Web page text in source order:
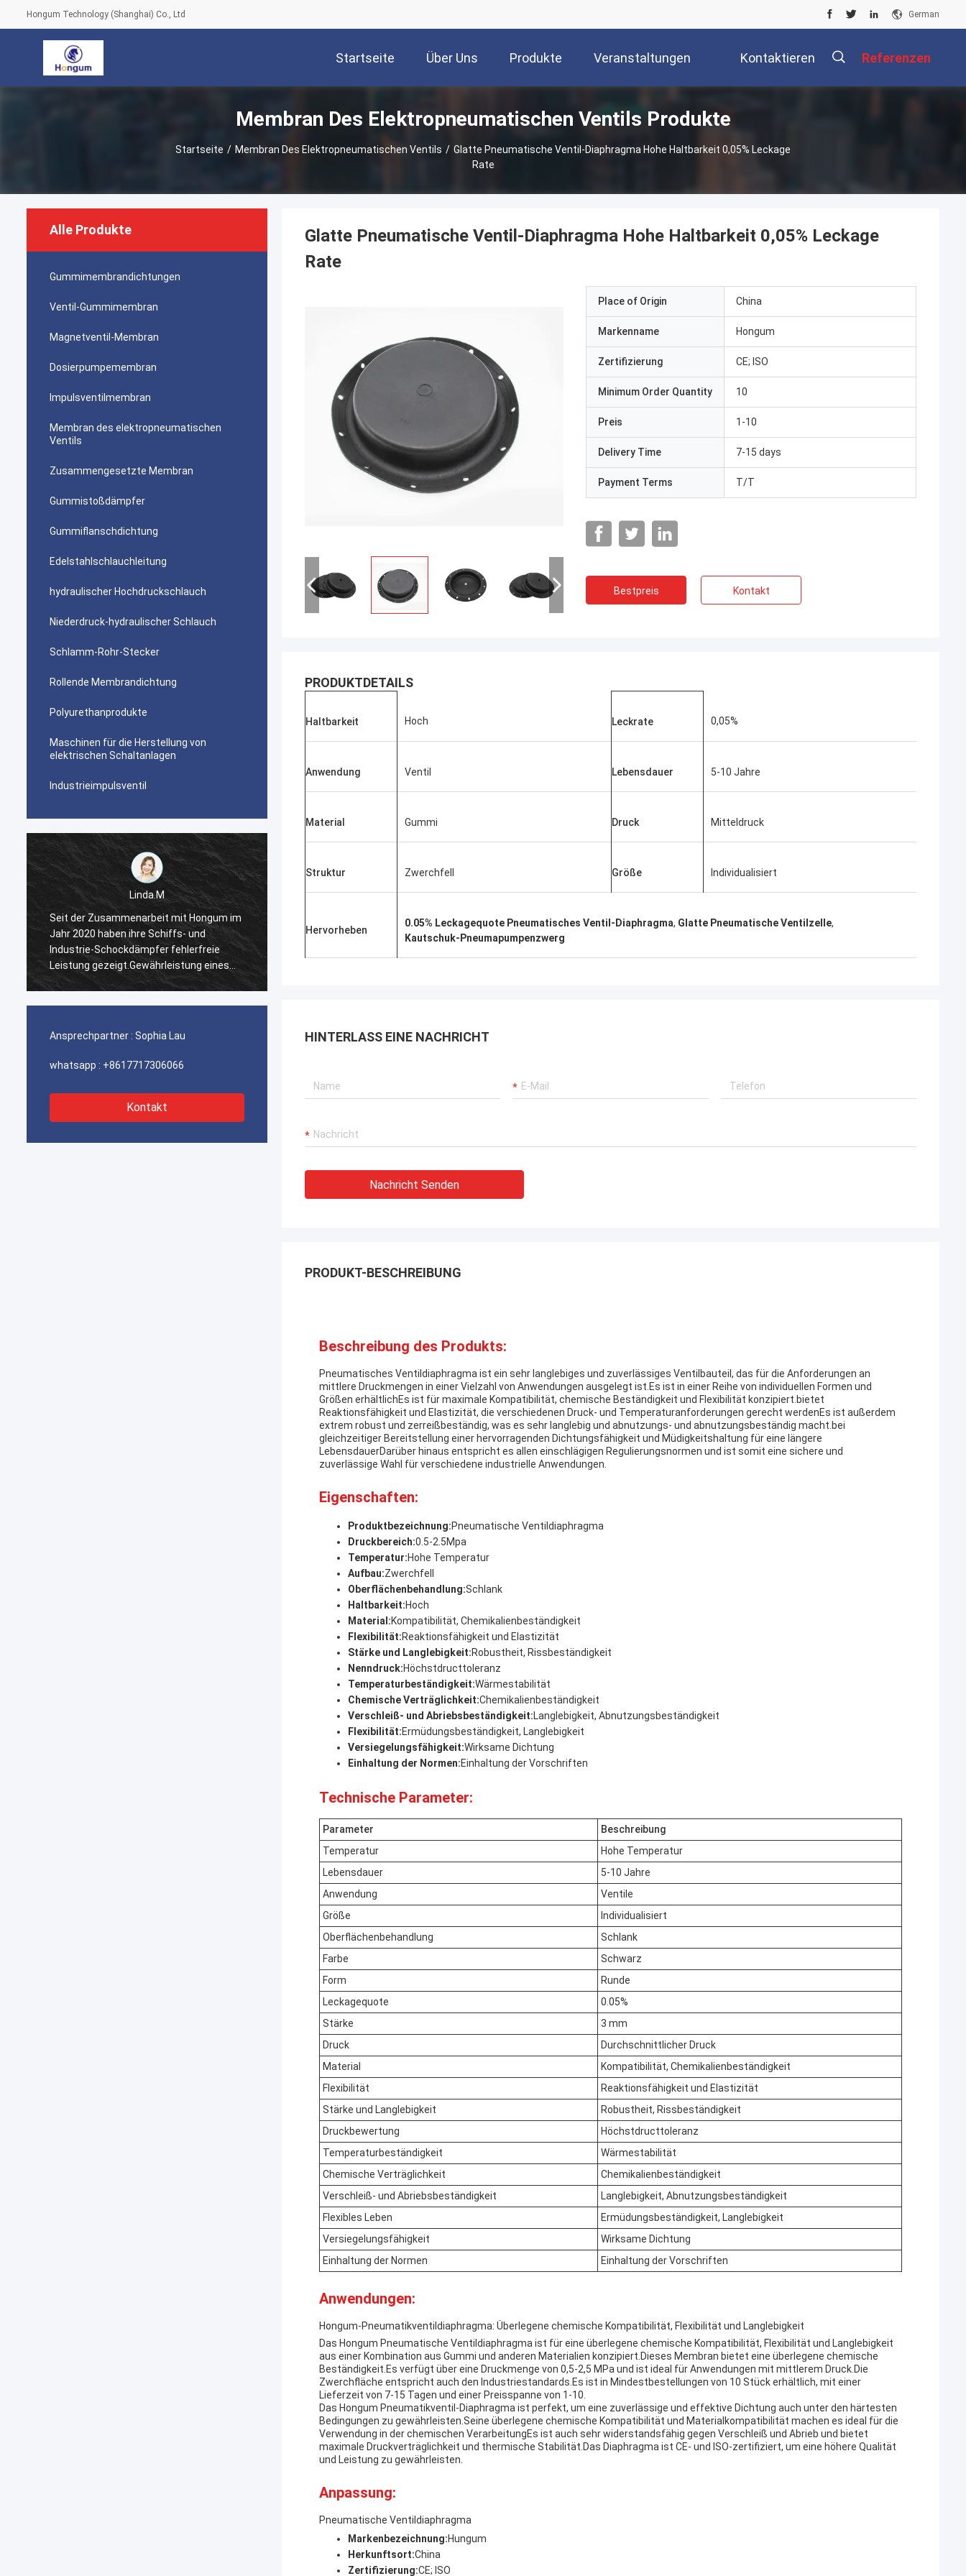
Hongum Technology (Shanghai) Co., Ltd German
Startseite Über Uns Produkte Veranstaltungen Kontaktieren Referenzen
Membran Des Elektropneumatischen Ventils Produkte
Startseite / Membran Des Elektropneumatischen Ventils / Glatte Pneumatische Ventil-Diaphragma Hohe Haltbarkeit 0,05% Leckage
Rate
Alle Produkte
Gummimembrandichtungen
Ventil-Gummimembran
Magnetventil-Membran
Dosierpumpemembran
Impulsventilmembran
Membran des elektropneumatischen
Ventils
Zusammengesetzte Membran
Gummistoßdämpfer
Gummiflanschdichtung
Edelstahlschlauchleitung
hydraulischer Hochdruckschlauch
Niederdruck-hydraulischer Schlauch
Schlamm-Rohr-Stecker
Rollende Membrandichtung
Polyurethanprodukte
Maschinen für die Herstellung von
elektrischen Schaltanlagen
Industrieimpulsventil
Linda.M
Seit der Zusammenarbeit mit Hongum im
Jahr 2020 haben ihre Schiffs- und
Industrie-Schockdämpfer fehlerfreie
Leistung gezeigt.Gewährleistung eines
ununterbrochenen Betriebs unserer
Linda.M
Seit der Zusammenarbeit mit Hongum im
Jahr 2020 haben ihre Schiffs- und
Ansprechpartner : Sophia Lau
whatsapp : +8617717306066
Kontakt
Glatte Pneumatische Ventil-Diaphragma Hohe Haltbarkeit 0,05% Leckage
Rate
Place of Origin China
Markenname Hongum
Zertifizierung CE; ISO
Minimum Order Quantity 10
Preis 1-10
Delivery Time 7-15 days
Payment Terms T/T
Bestpreis Kontakt
PRODUKTDETAILS
Haltbarkeit Hoch Leckrate 0,05%
Anwendung Ventil Lebensdauer 5-10 Jahre
Material Gummi Druck Mitteldruck
Struktur Zwerchfell Größe Individualisiert
Hervorheben
0.05% Leckagequote Pneumatisches Ventil-Diaphragma, Glatte Pneumatische Ventilzelle,
Kautschuk-Pneumapumpenzwerg
HINTERLASS EINE NACHRICHT
Nachricht Senden
PRODUKT-BESCHREIBUNG
Beschreibung des Produkts:
Pneumatisches Ventildiaphragma ist ein sehr langlebiges und zuverlässiges Ventilbauteil, das für die Anforderungen an
mittlere Druckmengen in einer Vielzahl von Anwendungen ausgelegt ist.Es ist in einer Reihe von individuellen Formen und
Größen erhältlichEs ist für maximale Kompatibilität, chemische Beständigkeit und Flexibilität konzipiert.bietet
Reaktionsfähigkeit und Elastizität, die verschiedenen Druck- und Temperaturanforderungen gerecht werdenEs ist außerdem
extrem robust und zerreißbeständig, was es sehr langlebig und abnutzungs- und abnutzungsbeständig macht.bei
gleichzeitiger Bereitstellung einer hervorragenden Dichtungsfähigkeit und Müdigkeitshaltung für eine längere
LebensdauerDarüber hinaus entspricht es allen einschlägigen Regulierungsnormen und ist somit eine sichere und
zuverlässige Wahl für verschiedene industrielle Anwendungen.
Eigenschaften:
Produktbezeichnung:Pneumatische Ventildiaphragma
Druckbereich:0.5-2.5Mpa
Temperatur:Hohe Temperatur
Aufbau:Zwerchfell
Oberflächenbehandlung:Schlank
Haltbarkeit:Hoch
Material:Kompatibilität, Chemikalienbeständigkeit
Flexibilität:Reaktionsfähigkeit und Elastizität
Stärke und Langlebigkeit:Robustheit, Rissbeständigkeit
Nenndruck:Höchstdructtoleranz
Temperaturbeständigkeit:Wärmestabilität
Chemische Verträglichkeit:Chemikalienbeständigkeit
Verschleiß- und Abriebsbeständigkeit:Langlebigkeit, Abnutzungsbeständigkeit
Flexibilität:Ermüdungsbeständigkeit, Langlebigkeit
Versiegelungsfähigkeit:Wirksame Dichtung
Einhaltung der Normen:Einhaltung der Vorschriften
Technische Parameter:
Parameter
Beschreibung
Temperatur
Hohe Temperatur
Lebensdauer
5-10 Jahre
Anwendung
Ventile
Größe
Individualisiert
Oberflächenbehandlung
Schlank
Farbe
Schwarz
Form
Runde
Leckagequote
0.05%
Stärke
3 mm
Druck
Durchschnittlicher Druck
Material
Kompatibilität, Chemikalienbeständigkeit
Flexibilität
Reaktionsfähigkeit und Elastizität
Stärke und Langlebigkeit
Robustheit, Rissbeständigkeit
Druckbewertung
Höchstdructtoleranz
Temperaturbeständigkeit
Wärmestabilität
Chemische Verträglichkeit
Chemikalienbeständigkeit
Verschleiß- und Abriebsbeständigkeit
Langlebigkeit, Abnutzungsbeständigkeit
Flexibles Leben
Ermüdungsbeständigkeit, Langlebigkeit
Versiegelungsfähigkeit
Wirksame Dichtung
Einhaltung der Normen
Einhaltung der Vorschriften
Anwendungen:
Hongum-Pneumatikventildiaphragma: Überlegene chemische Kompatibilität, Flexibilität und Langlebigkeit
Das Hongum Pneumatische Ventildiaphragma ist für eine überlegene chemische Kompatibilität, Flexibilität und Langlebigkeit
aus einer Kombination aus Gummi und anderen Materialien konzipiert.Dieses Membran bietet eine überlegene chemische
Beständigkeit.Es verfügt über eine Druckmenge von 0,5-2,5 MPa und ist ideal für Anwendungen mit mittlerem Druck.Die
Zwerchfläche entspricht auch den Industriestandards.Es ist in Mindestbestellungen von 10 Stück erhältlich, mit einer
Lieferzeit von 7-15 Tagen und einer Preisspanne von 1-10.
Das Hongum Pneumatikventil-Diaphragma ist perfekt, um eine zuverlässige und effektive Dichtung auch unter den härtesten
Bedingungen zu gewährleisten.Seine überlegene chemische Kompatibilität und Materialkompatibilität machen es ideal für die
Verwendung in der chemischen VerarbeitungEs ist auch sehr widerstandsfähig gegen Verschleiß und Abrieb und bietet
maximale Druckverträglichkeit und thermische Stabilität.Das Diaphragma ist CE- und ISO-zertifiziert, um eine höhere Qualität
und Leistung zu gewährleisten.
Anpassung:
Pneumatische Ventildiaphragma
Markenbezeichnung:Hungum
Herkunftsort:China
Zertifizierung:CE; ISO